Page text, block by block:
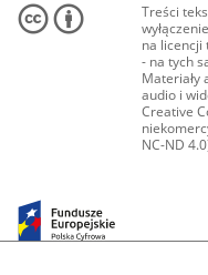
Treści
na licencji
- na tych
Materiały
audio i
Creative
NC-ND